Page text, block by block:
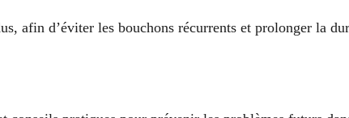
afin d’éviter les bouchons récurrents et prolonger la